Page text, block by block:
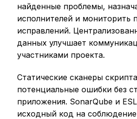
найденные проблемы,
исполнителей и мониторить
исправлений.
данных улучшает
участниками проекта.
Статические сканеры
потенциальные ошибки без
приложения. SonarQube и
исходный код на